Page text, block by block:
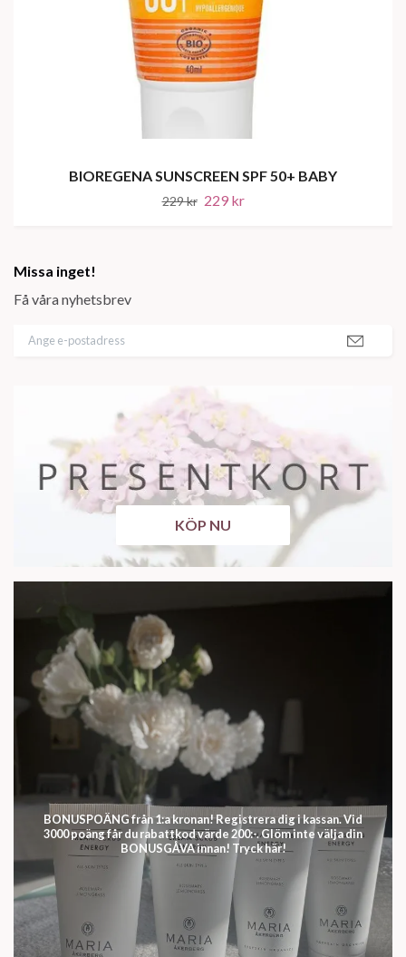
Missa inget!
Få våra nyhetsbrev
KÖP NU
BONUSPOÄNG från 1:a kronan! Registrera dig i kassan. Vid
3000 poäng får du rabattkod värde 200:-. Glöm inte välja din
BONUSGÅVA innan! Tryck här!
BIOREGENA SUNSCREEN SPF 50+ BABY
229 kr 229 kr